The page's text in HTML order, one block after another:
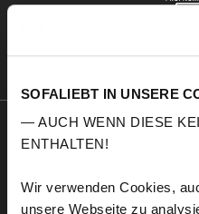
SOFALIEBT IN UNSERE
— AUCH WENN DIESE
ENTHALTEN!
Wir verwenden Cookies,
unsere Webseite zu
Sensoo
A propos de nous